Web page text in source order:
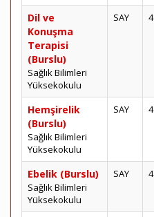
Dil ve
Konuşma
Terapisi
(Burslu)
Sağlık Bilimleri
Yüksekokulu
SAY 4
Hemşirelik
(Burslu)
Sağlık Bilimleri
Yüksekokulu
SAY 4
Ebelik (Burslu)
Sağlık Bilimleri
Yüksekokulu
SAY 4